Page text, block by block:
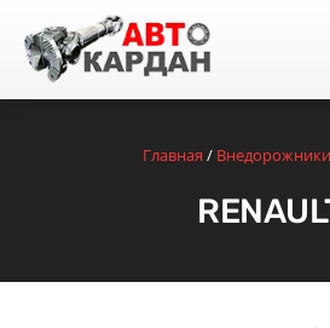
Главная / Внедорожники